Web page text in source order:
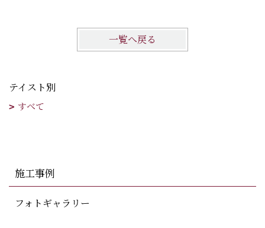
一覧へ戻る
テイスト別
すべて
施工事例
フォトギャラリー